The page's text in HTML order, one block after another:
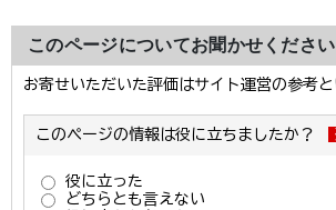
このページについてお聞かせください